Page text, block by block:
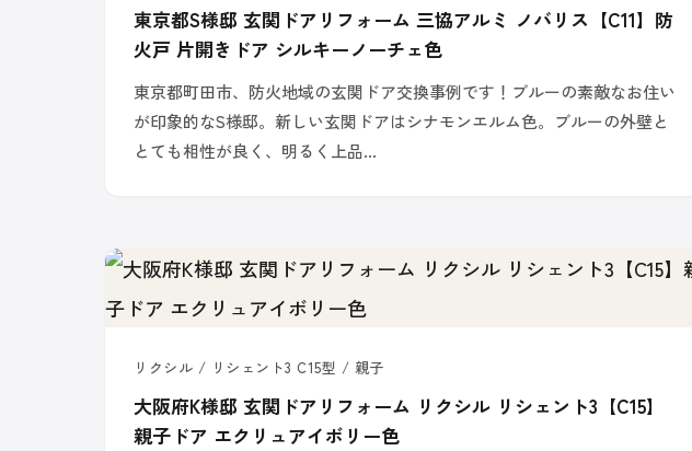
東京都S様邸 玄関ドアリフォーム 三協アルミ ノバリス【C11】防
火戸 片開きドア シルキーノーチェ色
東京都町田市、防火地域の玄関ドア交換事例です！ブルーの素敵なお住い
が印象的なS様邸。新しい玄関ドアはシナモンエルム色。ブルーの外壁と
とても相性が良く、明るく上品…
リクシル / リシェント3 C15型 / 親子
大阪府K様邸 玄関ドアリフォーム リクシル リシェント3【C15】
親子ドア エクリュアイボリー色